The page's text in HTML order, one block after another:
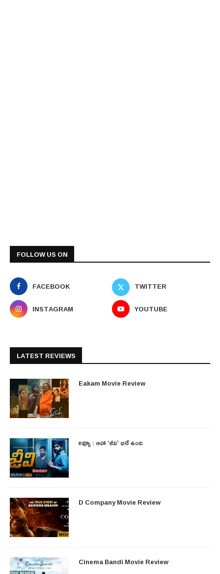
FOLLOW US ON
FACEBOOK
TWITTER
INSTAGRAM
YOUTUBE
LATEST REVIEWS
Eakam Movie Review
రివ్యూ : ఆహా ‘జీవి’ భలే ఉంది
D Company Movie Review
Cinema Bandi Movie Review